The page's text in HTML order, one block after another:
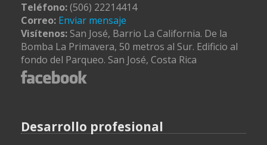
Teléfono:(506) 22214414
Correo: Enviar mensaje
Visítenos: San José, Barrio La California. De la
Bomba La Primavera, 50 metros al Sur. Edificio al
fondo del Parqueo. San José, Costa Rica
Desarrollo profesional